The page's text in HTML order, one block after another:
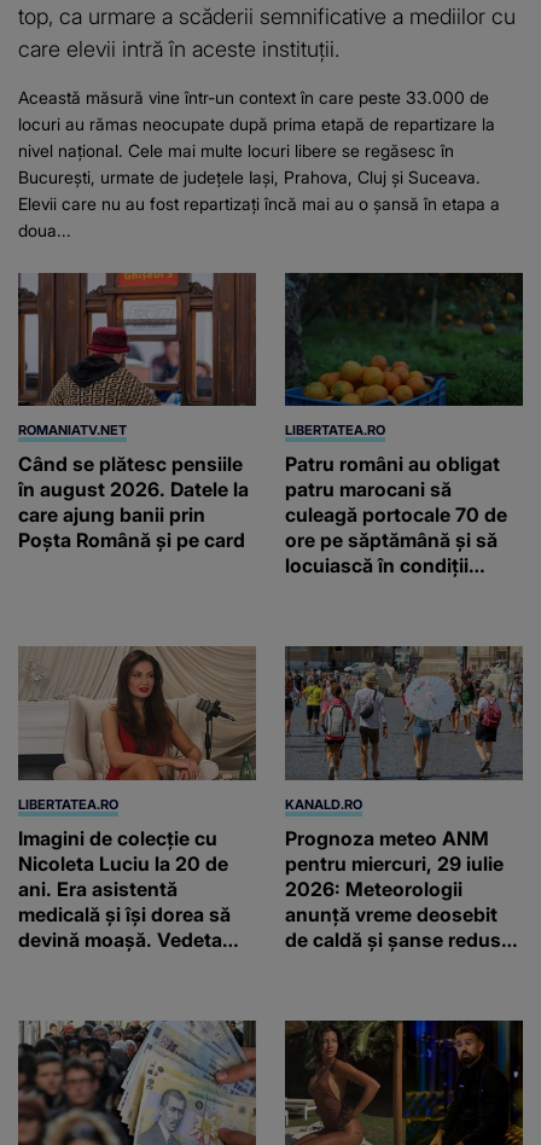
top, ca urmare a scăderii semnificative a mediilor cu
care elevii intră în aceste instituții.
Această măsură vine într-un context în care peste 33.000 de
locuri au rămas neocupate după prima etapă de repartizare la
nivel național. Cele mai multe locuri libere se regăsesc în
București, urmate de județele Iași, Prahova, Cluj și Suceava.
Elevii care nu au fost repartizați încă mai au o șansă în etapa a
doua...
ROMANIATV.NET
Când se plătesc pensiile
în august 2026. Datele la
care ajung banii prin
Poșta Română și pe card
LIBERTATEA.RO
Patru români au obligat
patru marocani să
culeagă portocale 70 de
ore pe săptămână și să
locuiască în condiții
LIBERTATEA.RO
Imagini de colecție cu
Nicoleta Luciu la 20 de
ani. Era asistentă
medicală și își dorea să
devină moașă. Vedeta
KANALD.RO
Prognoza meteo ANM
pentru miercuri, 29 iulie
2026: Meteorologii
anunță vreme deosebit
de caldă și șanse reduse